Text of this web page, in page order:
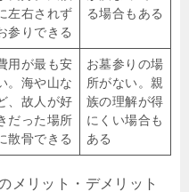
左右されず
参りできる
る場合もある
用が最も安
。海や山な
、故人が好
だった場所
散骨できる
お墓参りの場
所がない。親
族の理解が得
にくい場合も
ある
メリット・デメリット